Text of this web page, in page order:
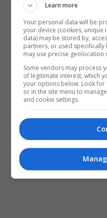
الروسي في
أوروبا لكرة
Learn more
Your personal data will be
your device (cookies,
data) may be stored by,
partners, or used
may use precise geolocation
Some vendors may process
of legitimate interest, which
your options below. Look
or in the site menu to
and cookie settings.